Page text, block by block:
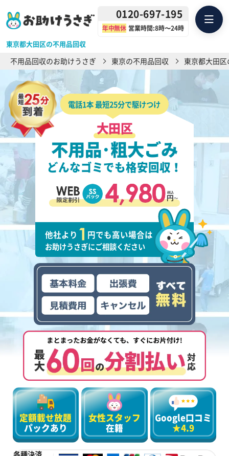
東京都大田区の不用品回収
0120-697-195
年中無休 営業時間:8時〜24時
不用品回収のお助けうさぎ 東京の不用品回収 東京都大田
電話1本 最短25分で駆けつけ
大田区
不用品･粗大ごみ
どんなゴミでも格安回収！
他社より 円でも高い場合は
お助けうさぎにご相談ください
定額載せ放題
パックあり
女性スタッフ
在籍
Google口コミ
★4.9